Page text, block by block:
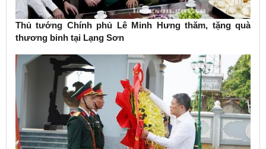
Thủ tướng Chính phủ Lê Minh Hưng thăm, tặng quà
thương binh tại Lạng Sơn